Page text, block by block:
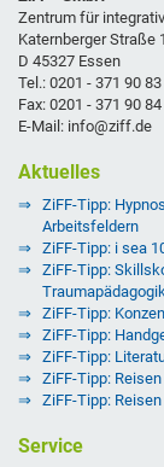
Zentrum für
Katernberger Straße
D 45327 Essen
Tel.: 0201 - 371 90 83
Fax: 0201 - 371 90 84
E-Mail: info@ziff.de
Aktuelles
ZiFF-Tipp:
Arbeitsfeldern
ZiFF-Tipp: i sea
ZiFF-Tipp:
ZiFF-Tipp:
ZiFF-Tipp:
ZiFF-Tipp:
ZiFF-Tipp:
ZiFF-Tipp:
Service